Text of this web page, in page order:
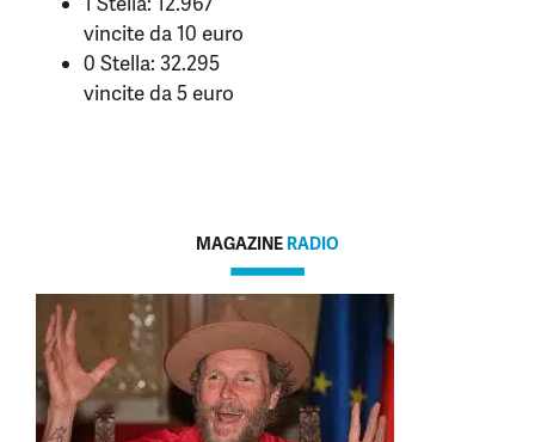
vincite da 10 euro
0 Stella: 32.295
vincite da 5 euro
MAGAZINE RADIO